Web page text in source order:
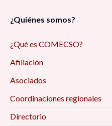
¿Quiénes somos?
¿Qué es COMECSO?
Afiliación
Asociados
Coordinaciones regionales
Directorio